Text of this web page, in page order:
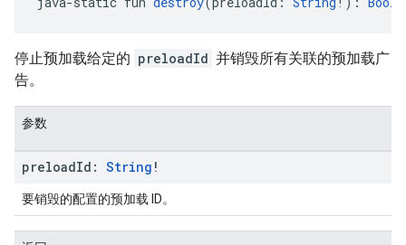
停止预加载给定的 preloadId 并销毁所有关联的预加载广
告。
参数
preloadId: String !
要销毁的配置的预加载 ID。